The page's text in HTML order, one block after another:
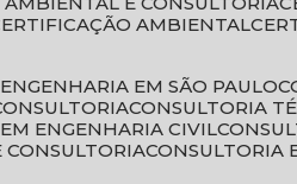
AMBIENTAL
ENGENHARIA EM SÃO PAULO
CONSULTORIA
EM ENGENHARIA CIVIL
CONSULTORIA